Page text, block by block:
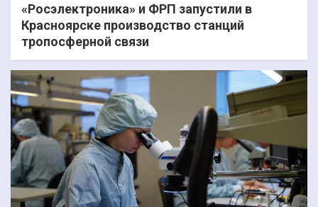
«Росэлектроника» и ФРП запустили в
Красноярске производство станций
тропосферной связи